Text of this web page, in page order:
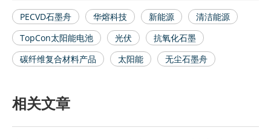
PECVD石墨舟 华熔科技 新能源
清洁能源
TopCon太阳能电池
光伏
抗氧化石墨
碳纤维复合材料产品
太阳能 无尘石墨舟
相关文章